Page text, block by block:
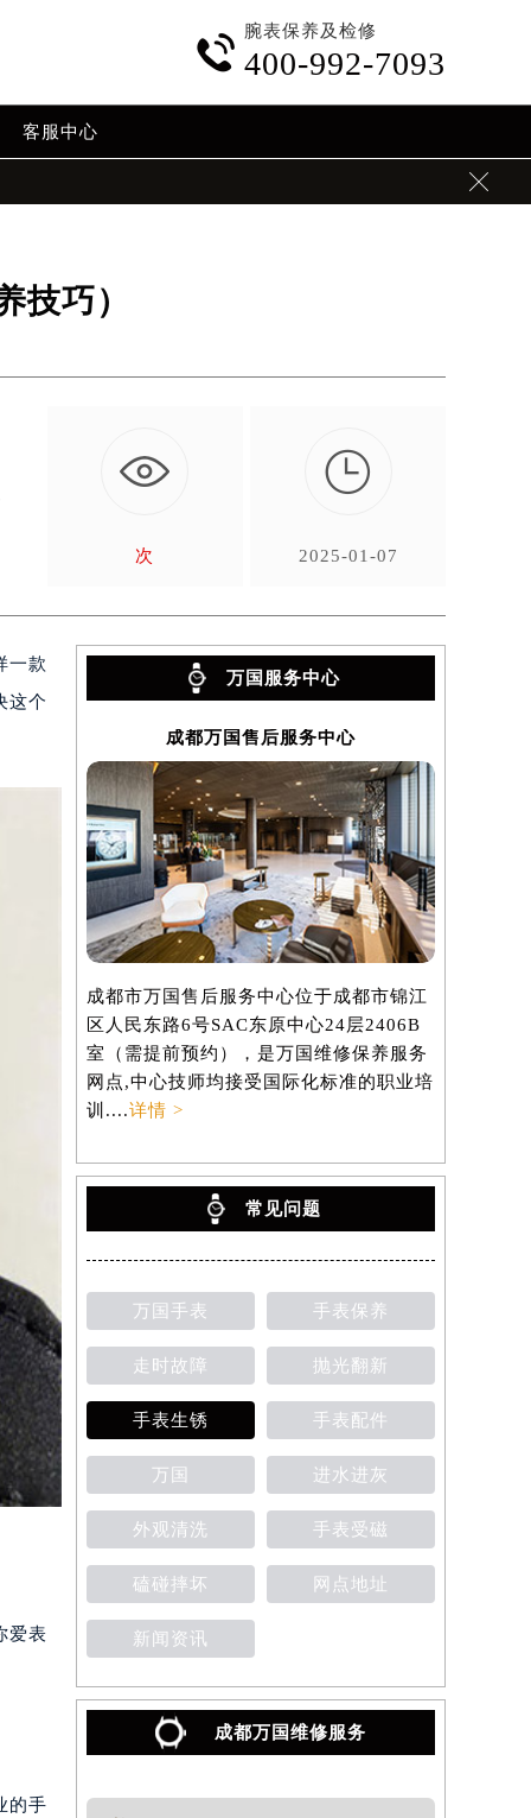

腕表保养及检修
400-992-7093
客服中心

技巧）
次

2025-01-07
一款
这个
爱表
的手
万国服务中心
成都万国售后服务中心
成都市万国售后服务中心位于成都市锦江
区人民东路6号SAC东原中心24层2406B
室（需提前预约），是万国维修保养服务
网点,中心技师均接受国际化标准的职业培
训....详情 >
常见问题
万国手表 手表保养
走时故障 抛光翻新
手表生锈 手表配件
万国 进水进灰
外观清洗 手表受磁
磕碰摔坏 网点地址
新闻资讯
成都万国维修服务